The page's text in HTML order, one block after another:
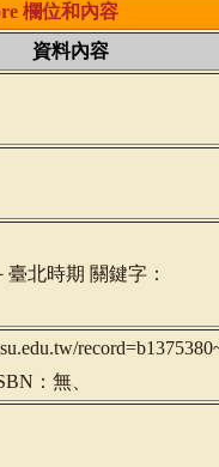
欄位和內容
資料內容
北時期 關鍵字：
：無、